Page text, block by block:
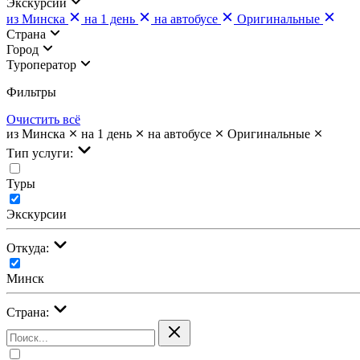
из Минска
на 1 день на автобусе
Оригинальные
Страна
Город
Туроператор
Фильтры
Очистить всё
из Минска
на 1 день на автобусе
Оригинальные
Тип услуги:
Туры
Экскурсии
Откуда:
Минск
Страна: